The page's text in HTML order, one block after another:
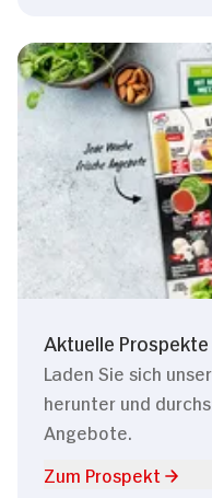
Aktuelle Prospekte
Laden Sie sich
herunter und
Angebote.
Zum Prospekt